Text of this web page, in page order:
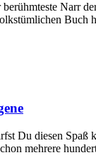
Narr
Du diesen
mehrere